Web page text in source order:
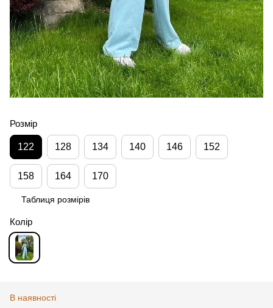
Розмір
122 128 134 140 146 152
158 164 170
Таблиця розмірів
Колір
В наявності